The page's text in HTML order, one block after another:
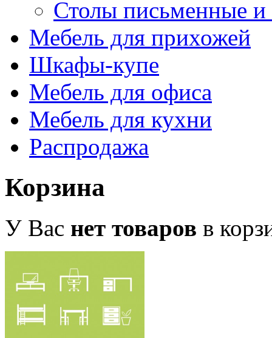
Столы письменные
Мебель для прихожей
Шкафы-купе
Мебель для офиса
Мебель для кухни
Распродажа
Корзина
У Вас нет товаров в